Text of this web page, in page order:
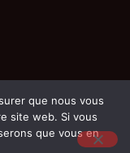
que nous vous
site web. Si vous
que vous en